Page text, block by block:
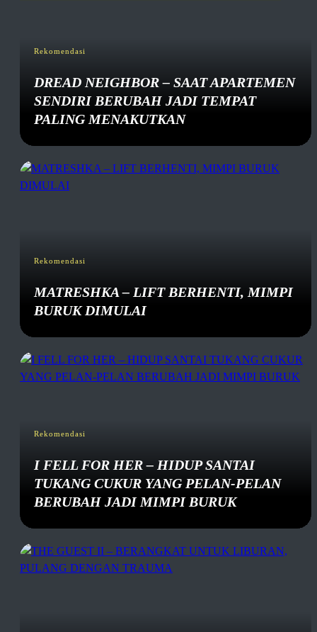
Rekomendasi
DREAD NEIGHBOR – SAAT APARTEMEN
SENDIRI BERUBAH JADI TEMPAT
PALING MENAKUTKAN
Rekomendasi
MATRESHKA – LIFT BERHENTI, MIMPI
BURUK DIMULAI
Rekomendasi
I FELL FOR HER – HIDUP SANTAI
TUKANG CUKUR YANG PELAN-PELAN
BERUBAH JADI MIMPI BURUK